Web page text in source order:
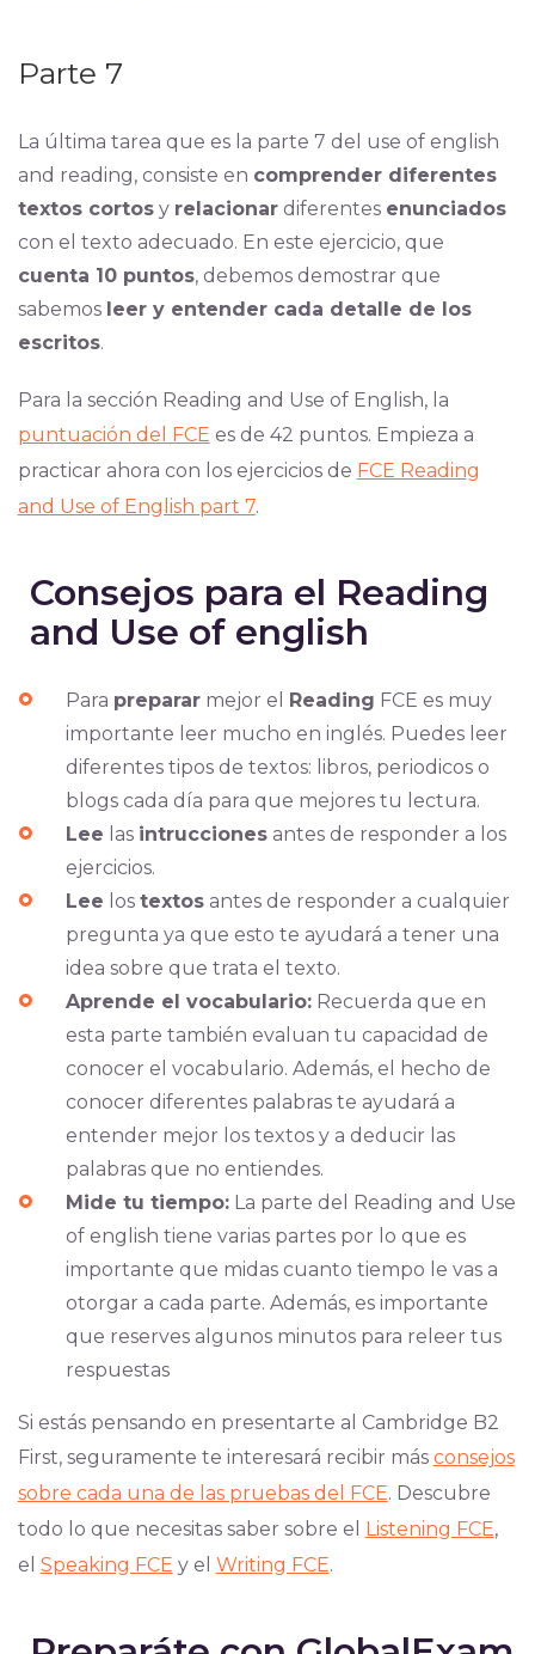
Parte 7
La última tarea que es la parte 7 del use of english
and reading, consiste en comprender diferentes
textos cortosy relacionardiferentes enunciados
con el texto adecuado. En este ejercicio, que
cuenta 10 puntos, debemos demostrar que
sabemos leer y entender cada detalle de los
escritos.
Para la sección Reading and Use of English, la
puntuación del FCE es de 42 puntos. Empieza a
practicar ahora con los ejercicios de FCE Reading
and Use of English part 7.
Consejos para el Reading
and Use of english
Para prepararmejor el Reading FCE es muy
importante leer mucho en inglés. Puedes leer
diferentes tipos de textos: libros, periodicos o
blogs cada día para que mejores tu lectura.
Lee las intruccionesantes de responder a los
ejercicios.
Lee los textosantes de responder a cualquier
pregunta ya que esto te ayudará a tener una
idea sobre que trata el texto.
Aprende el vocabulario:Recuerda que en
esta parte también evaluan tu capacidad de
conocer el vocabulario. Además, el hecho de
conocer diferentes palabras te ayudará a
entender mejor los textos y a deducir las
palabras que no entiendes.
Mide tu tiempo:La parte del Reading and Use
of english tiene varias partes por lo que es
importante que midas cuanto tiempo le vas a
otorgar a cada parte. Además, es importante
que reserves algunos minutos para releer tus
respuestas
Si estás pensando en presentarte al Cambridge B2
First, seguramente te interesará recibir más consejos
sobre cada una de las pruebas del FCE. Descubre
todo lo que necesitas saber sobre el Listening FCE,
el Speaking FCE y el Writing FCE.